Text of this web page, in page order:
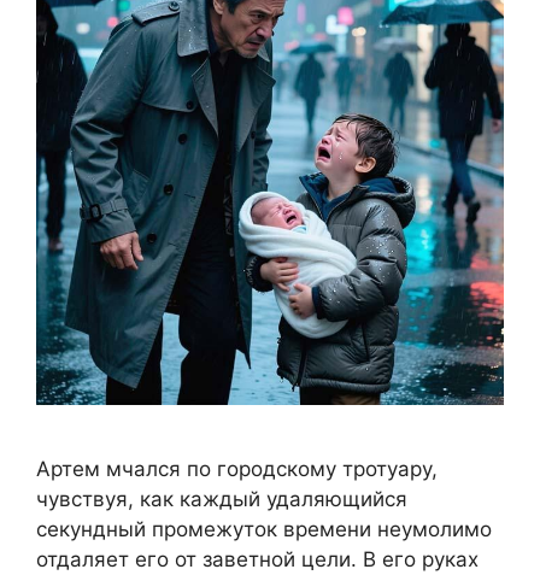
Артем мчался по городскому тротуару,
чувствуя, как каждый удаляющийся
секундный промежуток времени неумолимо
отдаляет его от заветной цели. В его руках